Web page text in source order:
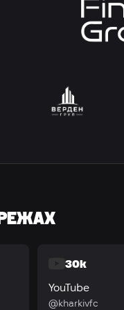
30k
YouTube
@kharkivfc